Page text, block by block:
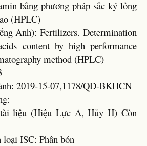
bằng phương pháp sắc ký lỏng
(HPLC)
Anh): Fertilizers. Determination
content by high performance
method (HPLC)
2019-15-07,1178/QĐ-BKHCN
liệu (Hiệu Lực A, Hủy H) Còn
loại ISC: Phân bón